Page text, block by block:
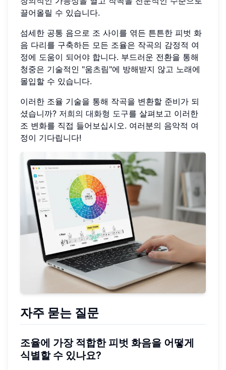
끌어올릴 수 있습니다.
섬세한 공통 음으로 조 사이를 엮든 튼튼한 피벗 화
음 다리를 구축하든 모든 조율은 작곡의 감정적 여
정에 도움이 되어야 합니다. 부드러운 전환을 통해
청중은 기술적인 "움츠림"에 방해받지 않고 노래에
몰입할 수 있습니다.
이러한 조율 기술을 통해 작곡을 변환할 준비가 되
셨습니까? 저희의 대화형 도구를 살펴보고 이러한
조 변화를 직접 들어보십시오. 여러분의 음악적 여
정이 기다립니다!
자주 묻는 질문
조율에 가장 적합한 피벗 화음을 어떻게
식별할 수 있나요?